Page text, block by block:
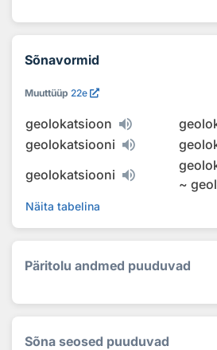
Sõnavormid
Muuttüüp 22e
geolokatsioon
geolokatsiooni
geolokatsiooni
~
Näita tabelina
Päritolu andmed puuduvad
Sõna seosed puuduvad